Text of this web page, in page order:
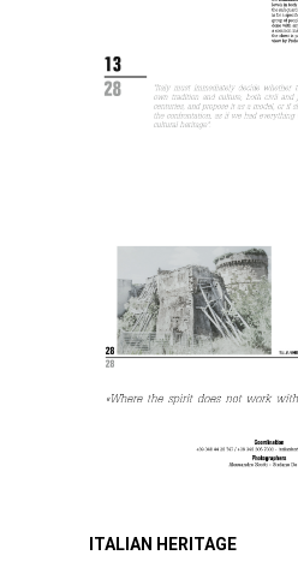
ITALIAN HERITAGE